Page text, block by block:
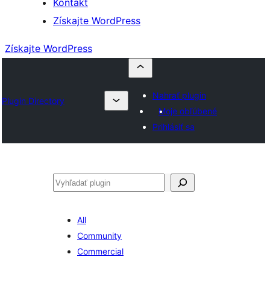
Kontakt
Získajte WordPress
Získajte WordPress
Plugin Directory
Nahrať plugin
Moje obľúbené
Prihlásiť sa
Hľadať
All
Community
Commercial